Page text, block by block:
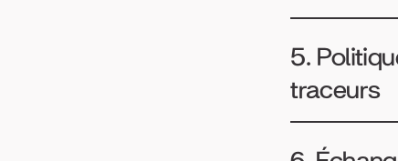
5.
traceurs